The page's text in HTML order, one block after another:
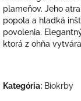
plameňov. Jeho
popola a hladká
povolenia.
ktorá z ohňa
Kategória: Biokrby